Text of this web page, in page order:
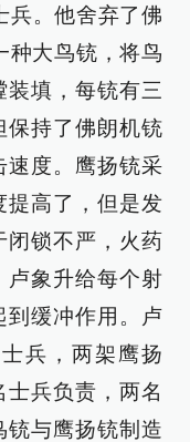
兵。他舍弃了佛
大鸟铳，将鸟
填，每铳有三
保持了佛朗机铳
速度。鹰扬铳采
提高了，但是发
闭锁不严，火药
卢象升给每个射
到缓冲作用。卢
兵，两架鹰扬
兵负责，两名
铳与鹰扬铳制造